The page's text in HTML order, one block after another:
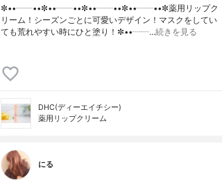
✼••┈┈••✼••┈┈••✼••┈┈••✼••┈┈••✼薬用リップク
リーム！シーズンごとに可愛いデザイン！マスクをしてい
ても荒れやすい時にひと塗り！✼••┈┈…続きを見る
DHC(ディーエイチシー)
薬用リップクリーム
にる